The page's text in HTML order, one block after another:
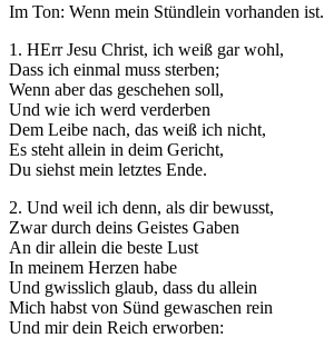
Im Ton: Wenn mein Stündlein vorhanden ist.
1. HErr Jesu Christ, ich weiß gar wohl,
Dass ich einmal muss sterben;
Wenn aber das geschehen soll,
Und wie ich werd verderben
Dem Leibe nach, das weiß ich nicht,
Es steht allein in deim Gericht,
Du siehst mein letztes Ende.
2. Und weil ich denn, als dir bewusst,
Zwar durch deins Geistes Gaben
An dir allein die beste Lust
In meinem Herzen habe
Und gwisslich glaub, dass du allein
Mich habst von Sünd gewaschen rein
Und mir dein Reich erworben: